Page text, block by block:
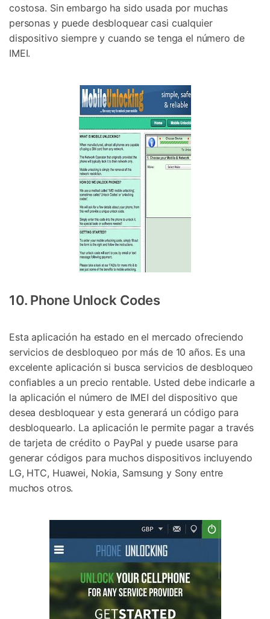
costosa. Sin embargo ha sido usada por muchas
personas y puede desbloquear casi cualquier
dispositivo siempre y cuando se tenga el número de
IMEI.
10. Phone Unlock Codes
Esta aplicación ha estado en el mercado ofreciendo
servicios de desbloqueo por más de 10 años. Es una
excelente aplicación si busca servicios de desbloqueo
confiables a un precio rentable. Usted debe indicarle a
la aplicación el número de IMEI del dispositivo que
desea desbloquear y esta generará un código para
desbloquearlo. La aplicación le permite pagar a través
de tarjeta de crédito o PayPal y puede usarse para
generar códigos para muchos dispositivos incluyendo
LG, HTC, Huawei, Nokia, Samsung y Sony entre
muchos otros.